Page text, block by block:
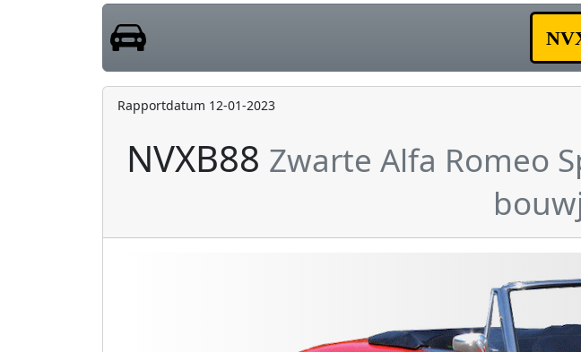
Rapportdatum 12-01-2023
NVXB88 Zwarte Alfa Romeo